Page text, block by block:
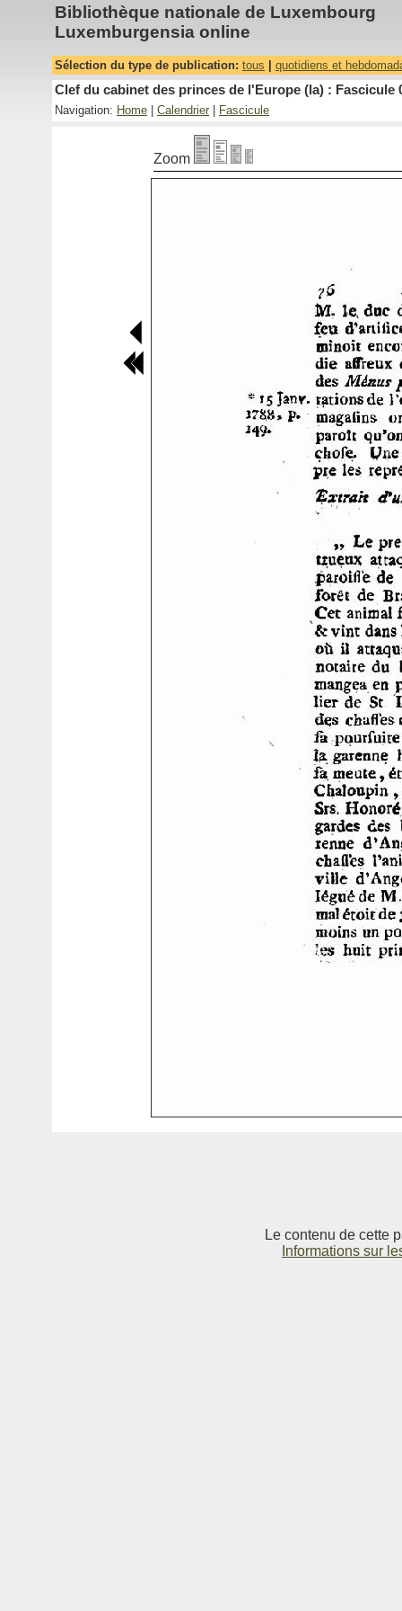
Bibliothèque nationale de Luxembourg
Luxemburgensia online
Sélection du type de publication: tous quotidiens et
Clef du cabinet des princes de l'Europe (la) : Fascicule
Navigation: Home Calendrier Fascicule
Zoom
Le contenu de cette
Informations sur